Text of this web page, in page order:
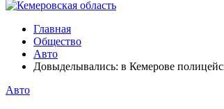
Главная
Общество
Авто
Довыделывались: в Кемерове
Авто